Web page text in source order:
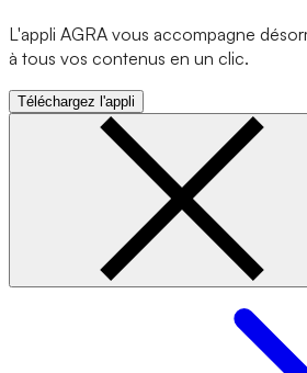
L'appli AGRA vous accompagne
à tous vos contenus en un clic.
Téléchargez l'appli